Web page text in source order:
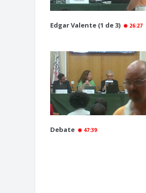
Edgar Valente (1 de 3) 26:27
Debate 47:39